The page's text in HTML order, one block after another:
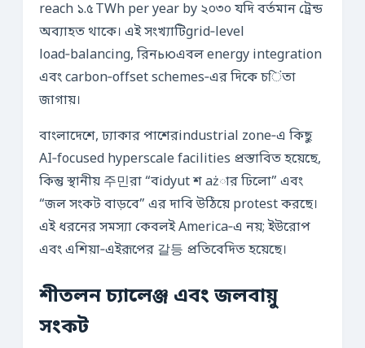
reach ১.৫ TWh per year by ২০৩০ যদি বর্তমান ট্রেন্ড
অব্যাহত থাকে। এই সংখ্যাটিgrid‑level
load‑balancing, রিনьюএবল energy integration
এবং carbon‑offset schemes‑এর দিকে চिंতা
জাগায়।
বাংলাদেশে, ঢ্যাকার পাশেরindustrial zone‑এ কিছু
AI‑focused hyperscale facilities প্রস্তাবিত হয়েছে,
কিন্তু স্থানীয় 주민রা “বidyut শ ażার ঢিলো” এবং
“জল সংকট বাড়বে” এর দাবি উঠিয়ে protest করছে।
এই ধরনের সমস্যা কেবলই America‑এ নয়; ইউরোপ
এবং এশিয়া‑এইরূপের 갈등 প্রতিবেদিত হয়েছে।
শীতলন চ্যালেঞ্জ এবং জলবায়ু
সংকট